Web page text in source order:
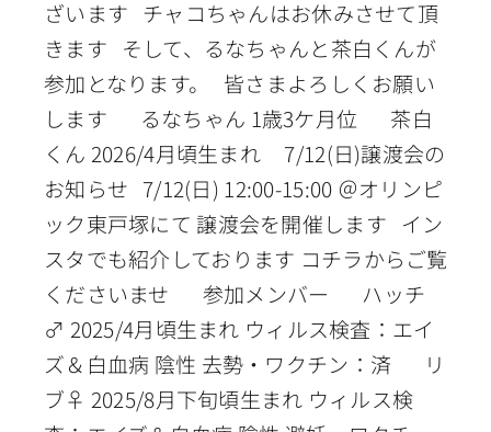
ざいます チャコちゃんはお休みさせて頂
きます そして、るなちゃんと茶白くんが
参加となります。 皆さまよろしくお願い
します るなちゃん 1歳3ケ月位 茶白
くん 2026/4月頃生まれ 7/12(日)譲渡会の
お知らせ 7/12(日) 12:00-15:00 ＠オリンピ
ック東戸塚にて 譲渡会を開催します イン
スタでも紹介しております コチラからご覧
くださいませ 参加メンバー ハッチ
♂ 2025/4月頃生まれ ウィルス検査：エイ
ズ＆白血病 陰性 去勢・ワクチン：済 リ
ブ♀ 2025/8月下旬頃生まれ ウィルス検